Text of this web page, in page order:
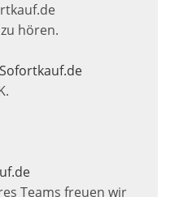
hören.
Teams freuen wir